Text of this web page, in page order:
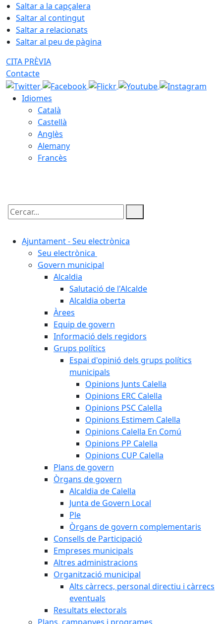
Saltar a la capçalera
Saltar al contingut
Saltar a relacionats
Saltar al peu de pàgina
CITA PRÈVIA
Contacte
Idiomes
Català
Castellà
Anglès
Alemany
Francès
Cercar:
Ajuntament - Seu electrònica
Seu electrònica
Govern municipal
Alcaldia
Salutació de l'Alcalde
Alcaldia oberta
Àrees
Equip de govern
Informació dels regidors
Grups polítics
Espai d'opinió dels grups polítics
municipals
Opinions Junts Calella
Opinions ERC Calella
Opinions PSC Calella
Opinions Estimem Calella
Opinions Calella En Comú
Opinions PP Calella
Opinions CUP Calella
Plans de govern
Òrgans de govern
Alcaldia de Calella
Junta de Govern Local
Ple
Òrgans de govern complementaris
Consells de Participació
Empreses municipals
Altres administracions
Organització municipal
Alts càrrecs, personal directiu i càrrecs
eventuals
Resultats electorals